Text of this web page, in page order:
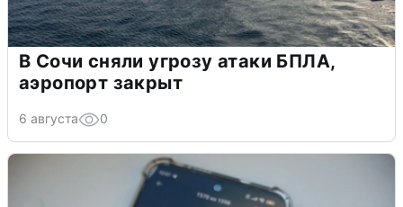
В Сочи сняли угрозу атаки БПЛА,
аэропорт закрыт
6 августа 0